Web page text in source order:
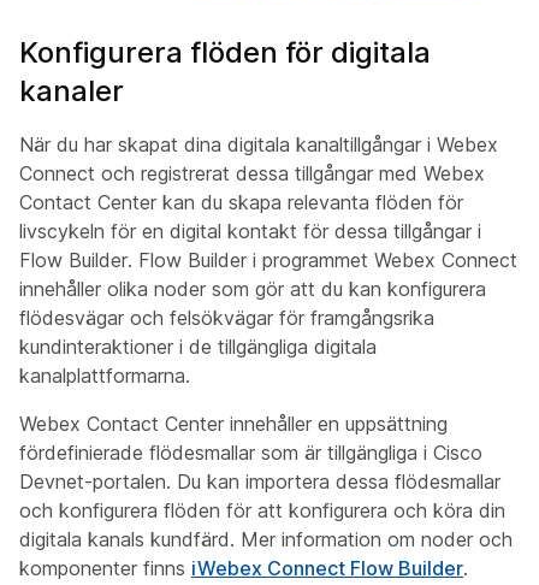
Konfigurera flöden för digitala
kanaler
När du har skapat dina digitala kanaltillgångar i Webex
Connect och registrerat dessa tillgångar med Webex
Contact Center kan du skapa relevanta flöden för
livscykeln för en digital kontakt för dessa tillgångar i
Flow Builder. Flow Builder i programmet Webex Connect
innehåller olika noder som gör att du kan konfigurera
flödesvägar och felsökvägar för framgångsrika
kundinteraktioner i de tillgängliga digitala
kanalplattformarna.
Webex Contact Center innehåller en uppsättning
fördefinierade flödesmallar som är tillgängliga i Cisco
Devnet-portalen. Du kan importera dessa flödesmallar
och konfigurera flöden för att konfigurera och köra din
digitala kanals kundfärd. Mer information om noder och
komponenter finns iWebex Connect Flow Builder.